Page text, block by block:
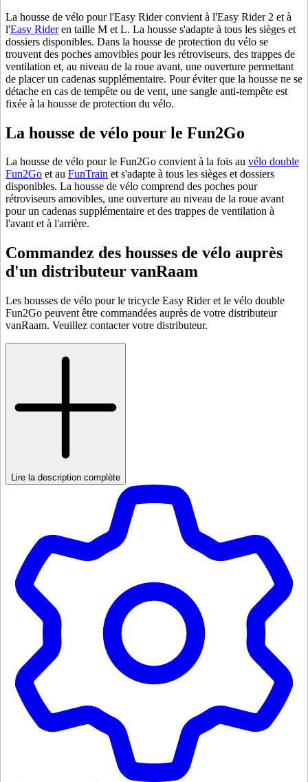
La housse de vélo pour l'Easy Rider convient à l'Easy Rider 2 et à
l'Easy Rideren taille M et L. La housse s'adapte à tous les sièges et
dossiers disponibles. Dans la housse de protection du vélo se
trouvent des poches amovibles pour les rétroviseurs, des trappes de
ventilation et, au niveau de la roue avant, une ouverture permettant
de placer un cadenas supplémentaire. Pour éviter que la housse ne se
détache en cas de tempête ou de vent, une sangle anti-tempête est
fixée à la housse de protection du vélo.
La housse de vélo pour le Fun2Go
La housse de vélo pour le Fun2Go convient à la fois au vélo double
Fun2Go et au FunTrain et s'adapte à tous les sièges et dossiers
disponibles. La housse de vélo comprend des poches pour
rétroviseurs amovibles, une ouverture au niveau de la roue avant
pour un cadenas supplémentaire et des trappes de ventilation à
l'avant et à l'arrière.
Commandez des housses de vélo auprès
d'un distributeur vanRaam
Les housses de vélo pour le tricycle Easy Rider et le vélo double
Fun2Go peuvent être commandées auprès de votre distributeur
vanRaam. Veuillez contacter votre distributeur.
Lire la description complète